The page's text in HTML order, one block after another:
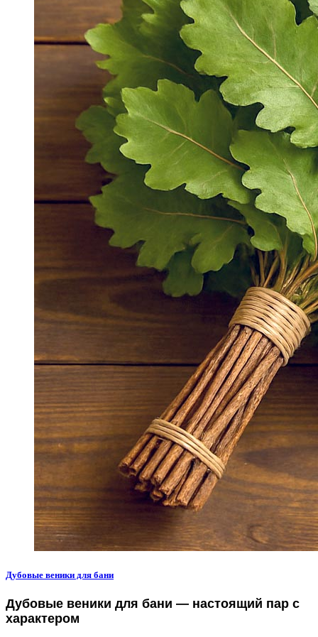
Дубовые веники для бани
Дубовые веники для бани — настоящий пар с
характером